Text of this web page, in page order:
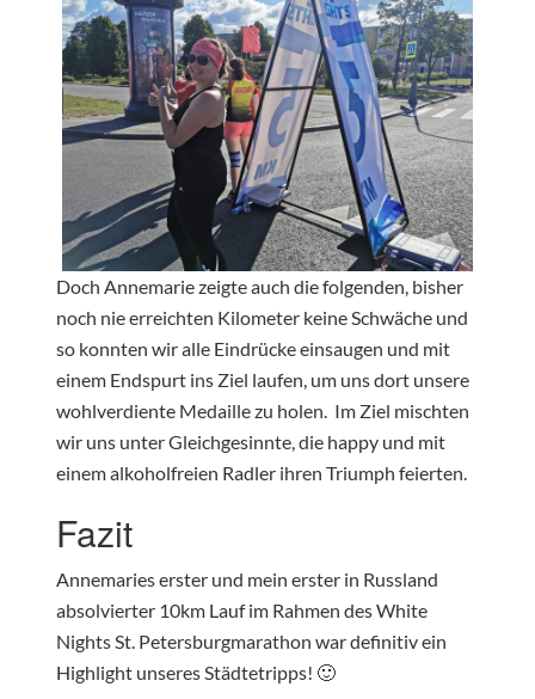
Doch Annemarie zeigte auch die folgenden, bisher
noch nie erreichten Kilometer keine Schwäche und
so konnten wir alle Eindrücke einsaugen und mit
einem Endspurt ins Ziel laufen, um uns dort unsere
wohlverdiente Medaille zu holen. Im Ziel mischten
wir uns unter Gleichgesinnte, die happy und mit
einem alkoholfreien Radler ihren Triumph feierten.
Fazit
Annemaries erster und mein erster in Russland
absolvierter 10km Lauf im Rahmen des White
Nights St. Petersburgmarathon war definitiv ein
Highlight unseres Städtetripps! 🙂